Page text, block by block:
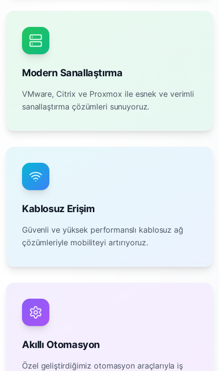
Modern Sanallaştırma
VMware, Citrix ve Proxmox ile esnek ve verimli
sanallaştırma çözümleri sunuyoruz.
Kablosuz Erişim
Güvenli ve yüksek performanslı kablosuz ağ
çözümleriyle mobiliteyi artırıyoruz.
Akıllı Otomasyon
Özel geliştirdiğimiz otomasyon araçlarıyla iş